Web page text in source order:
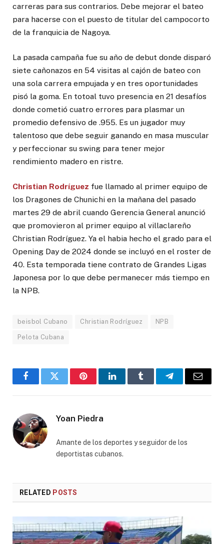
carreras para sus contrarios. Debe mejorar el bateo
para hacerse con el puesto de titular del campocorto
de la franquicia de Nagoya.
La pasada campaña fue su año de debut donde disparó
siete cañonazos en 54 visitas al cajón de bateo con
una sola carrera empujada y en tres oportunidades
pisó la goma. En totoal tuvo presencia en 21 desafíos
donde cometió cuatro errores para plasmar un
promedio defensivo de .955. Es un jugador muy
talentoso que debe seguir ganando en masa muscular
y perfeccionar su swing para tener mejor
rendimiento madero en ristre.
Christian Rodríguez fue llamado al primer equipo de
los Dragones de Chunichi en la mañana del pasado
martes 29 de abril cuando Gerencia General anunció
que promovieron al primer equipo al villaclareño
Christian Rodríguez. Ya el habia hecho el grado para el
Opening Day de 2024 donde se incluyó en el roster de
40. Esta temporada tiene contrato de Grandes Ligas
Japonesa por lo que debe permanecer más tiempo en
la NPB.
beisbol Cubano Christian Rodríguez NPB
Pelota Cubana
FacebookTwitter PinterestLinkedInTumblr TelegramEmail
Yoan Piedra
Amante de los deportes y seguidor de los
deportistas cubanos.
RELATED POSTS